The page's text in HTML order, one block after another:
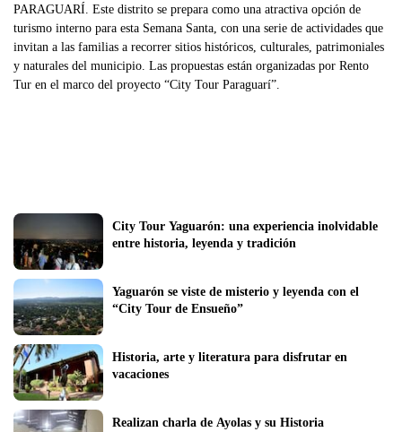
PARAGUARÍ. Este distrito se prepara como una atractiva opción de
turismo interno para esta Semana Santa, con una serie de actividades que
invitan a las familias a recorrer sitios históricos, culturales, patrimoniales
y naturales del municipio. Las propuestas están organizadas por Rento
Tur en el marco del proyecto “City Tour Paraguarí”.
City Tour Yaguarón: una experiencia inolvidable
entre historia, leyenda y tradición
Yaguarón se viste de misterio y leyenda con el
“City Tour de Ensueño”
Historia, arte y literatura para disfrutar en
vacaciones
Realizan charla de Ayolas y su Historia